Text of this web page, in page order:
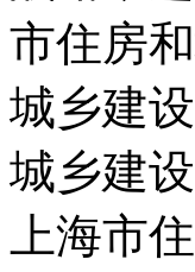
市住房
城乡建
城乡建
上海市